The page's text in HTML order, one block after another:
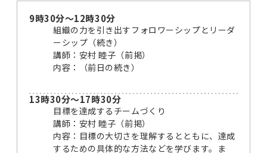
9時30分～12時30分
組織の力を引き出すフォロワーシップとリーダ
ーシップ（続き）
講師：安村 睦子（前掲）
内容：（前日の続き）
13時30分～17時30分
目標を達成するチームづくり
講師：安村 睦子（前掲）
内容：目標の大切さを理解するとともに、達成
するための具体的な方法などを学びます。ま